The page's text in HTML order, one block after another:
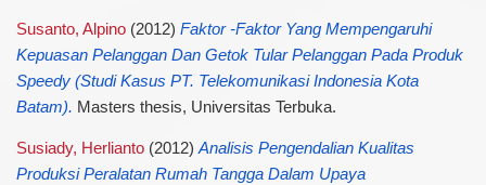
Susanto, Alpino(2012) Faktor -Faktor Yang Mempengaruhi
Kepuasan Pelanggan Dan Getok Tular Pelanggan Pada Produk
Speedy (Studi Kasus PT. Telekomunikasi Indonesia Kota
Batam). Masters thesis, Universitas Terbuka.
Susiady, Herlianto(2012)Analisis Pengendalian Kualitas
Produksi Peralatan Rumah Tangga Dalam Upaya